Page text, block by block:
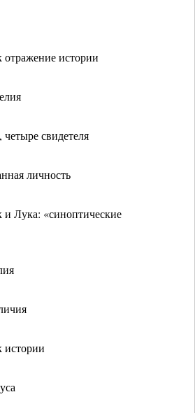
отражение истории
свидетеля
личность
Лука: «синоптические
истории